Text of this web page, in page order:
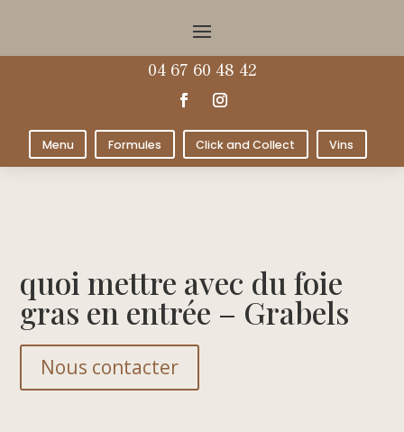
04 67 60 48 42
Menu Formules Click and Collect Vins
quoi mettre avec du foie
gras en entrée – Grabels
Nous contacter